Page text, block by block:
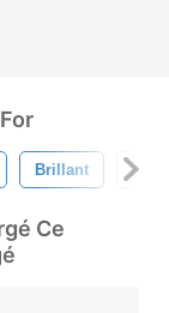
Brillant
Ce